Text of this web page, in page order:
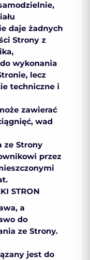
daje żadnych
Strony z
wykonania
lecz
techniczne i
zawierać
wad
ze Strony
przez
STRON
a
do
ze Strony.
jest do